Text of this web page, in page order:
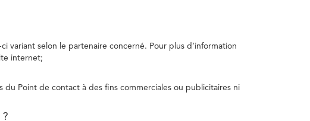
variant selon le partenaire concerné. Pour plus d’information
internet;
du Point de contact à des fins commerciales ou publicitaires ni
?